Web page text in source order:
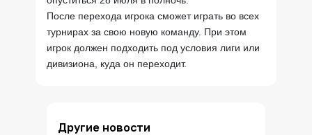
После перехода игрока сможет играть во всех
турнирах за свою новую команду. При этом
игрок должен подходить под условия лиги или
дивизиона, куда он переходит.
Другие новости